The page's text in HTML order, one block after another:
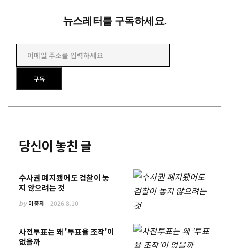
뉴스레터를 구독하세요.
이메일 주소를 입력하세요
구독
당신이 놓친 글
수사권 폐지됐어도 검찰이 놓
지 않으려는 것
by이충재 2026.8.10
사전투표는 왜 '투표율 조작'이
없을까